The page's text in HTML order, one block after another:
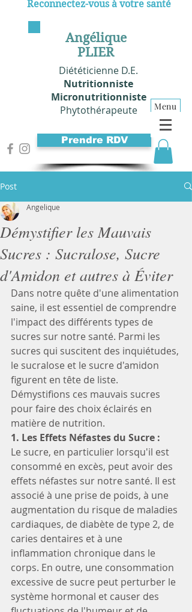
Angélique
PLIER
Diététicienne D.E.
Nutritionniste
Micronutritionniste
Phytothérapeute
Menu
Reconnectez-vous à votre santé
Prendre RDV
Post
Démystifier les Mauvais
Sucres : Sucralose, Sucre
d'Amidon et autres à Éviter
Angelique
Dans notre quête d'une alimentation
saine, il est essentiel de comprendre
l'impact des différents types de
sucres sur notre santé. Parmi les
sucres qui suscitent des inquiétudes,
le sucralose et le sucre d'amidon
figurent en tête de liste.
Démystifions ces mauvais sucres
pour faire des choix éclairés en
matière de nutrition.
1. Les Effets Néfastes du Sucre :
Le sucre, en particulier lorsqu'il est
consommé en excès, peut avoir des
effets néfastes sur notre santé. Il est
associé à une prise de poids, à une
augmentation du risque de maladies
cardiaques, de diabète de type 2, de
caries dentaires et à une
inflammation chronique dans le
corps. En outre, une consommation
excessive de sucre peut perturber le
système hormonal et causer des